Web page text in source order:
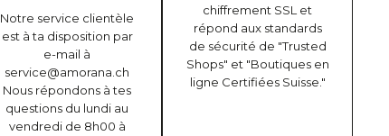
Notre service clientèle
est à ta disposition par
e-mail à
service@amorana.ch
Nous répondons à tes
questions du lundi au
vendredi de 8h00 à
chiffrement SSL et
répond aux standards
de sécurité de "Trusted
Shops" et "Boutiques en
ligne Certifiées Suisse."